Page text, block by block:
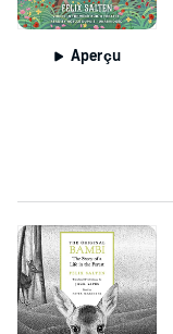
Aperçu